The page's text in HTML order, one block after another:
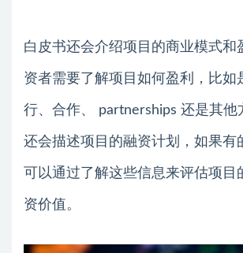
白皮书还会介绍项目的商业模式和
资者需要了解项目如何盈利，比如
行、合作、 partnerships 还是其他
还会描述项目的融资计划，如果有
可以通过了解这些信息来评估项目
资价值。